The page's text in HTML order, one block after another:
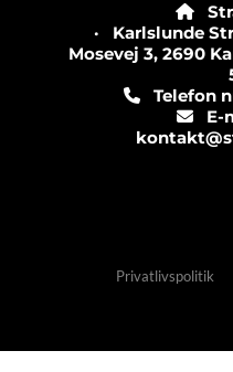

· Karlslunde
Mosevej 3, 2690
Telefon
E-
Privatlivspolitik